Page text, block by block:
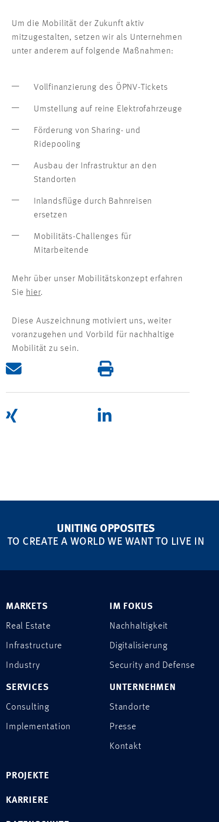
Um die Mobilität der Zukunft aktiv
mitzugestalten, setzen wir als Unternehmen
unter anderem auf folgende Maßnahmen:
Vollfinanzierung des ÖPNV-Tickets
Umstellung auf reine Elektrofahrzeuge
Förderung von Sharing- und
Ridepooling
Ausbau der Infrastruktur an den
Standorten
Inlandsflüge durch Bahnreisen
ersetzen
Mobilitäts-Challenges für
Mitarbeitende
Mehr über unser Mobilitätskonzept erfahren
Sie hier.
Diese Auszeichnung motiviert uns, weiter
voranzugehen und Vorbild für nachhaltige
Mobilität zu sein.
UNITING OPPOSITES
TO CREATE A WORLD WE WANT TO LIVE IN
MARKETS
Real Estate
Infrastructure
Industry
SERVICES
Consulting
Implementation
IM FOKUS
Nachhaltigkeit
Digitalisierung
Security and Defense
UNTERNEHMEN
Standorte
Presse
Kontakt
PROJEKTE
KARRIERE